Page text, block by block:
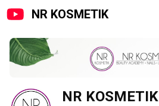
NR KOSMETIK
NR KOSMETIK